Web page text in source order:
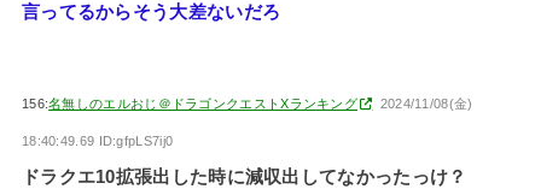
言ってるからそう大差ないだろ
156:名無しのエルおじ＠ドラゴンクエストXランキング 2024/11/08(金)
18:40:49.69 ID:gfpLS7ij0
ドラクエ10拡張出した時に減収出してなかったっけ？